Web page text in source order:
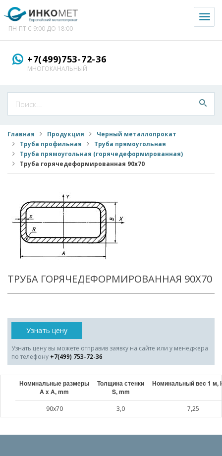
ПН-ПТ С 9:00 ДО 18:00
+7(499)753-72-36
МНОГОКАНАЛЬНЫЙ
Главная Продукция
Черный металлопрокат
Труба профильная
Труба прямоугольная
Труба прямоугольная (горячедеформированная)
Труба горячедеформированная 90x70
ТРУБА ГОРЯЧЕДЕФОРМИРОВАННАЯ 90X70
Узнать цену
Узнать цену вы можете отправив заявку на сайте или у менеджера
по телефону +7(499) 753-72-36
Номинальные размеры
A x A, mm
Толщина стенки
S, mm
Номинальный веc 1 м,
90x70 3,0 7,25